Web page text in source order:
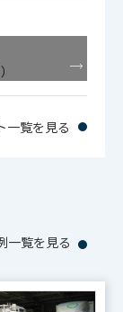
一覧を見る
一覧を見る